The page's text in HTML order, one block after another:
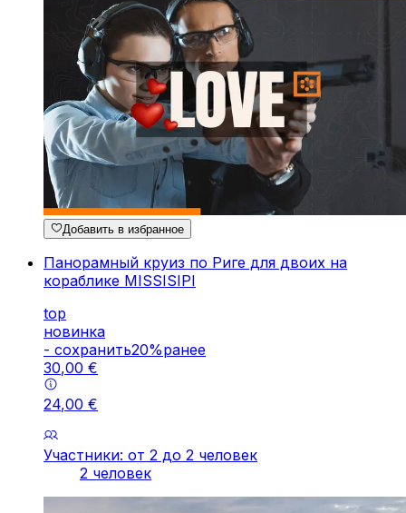
Добавить в избранное
Панорамный круиз по Риге для двоих на
кораблике MISSISIPI
top
новинка
- cохранить20%ранее
30,00 €
24,00 €
Участники: от 2 до 2 человек
2 человек